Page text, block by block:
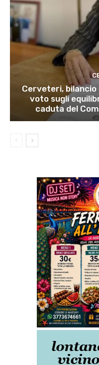
Cerveteri,
voto sugli
caduta del